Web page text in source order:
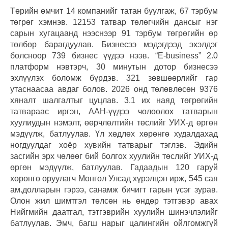
Төрийн өмчит 14 компанийг татан буулгаж, 67 тэрбум
төгрөг хэмнэв. 12153 татвар төлөгчийн дансыг нэг
сарын хугацаанд нээснээр 91 тэрбум төгрөгийн өр
төлбөр барагдуулав. Бизнесээ мэдэгдээд эхэлдэг
болсноор 739 бизнес үүдээ нээв. “E-business” 2.0
платформ нэвтэрч, 30 минутын дотор бизнесээ
эхлүүлэх боломж бүрдэв. 321 зөвшөөрлийг гар
утаснаасаа авдаг болов. 2026 онд төлөвлөсөн 9376
хяналт шалгалтыг цуцлав. 3.1 их наяд төгрөгийн
татвараас иргэн, ААН-үүдээ чөлөөлөх татварын
хуулиудын нэмэлт, өөрчлөлтийн төслийг УИХ-д өргөн
мэдүүлж, батлуулав. Үл хөдлөх хөрөнгө худалдахад
ногдуулдаг хоёр хувийн татварыг тэглэв. Эдийн
засгийн эрх чөлөөг бий болгох хуулийн төслийг УИХ-д
өргөн мэдүүлж, батлуулав. Гадаадын 120 гаруй
хөрөнгө оруулагч Монгол Улсад хүрэлцэн ирж, 545 сая
ам.долларын гэрээ, санамж бичигт гарын үсэг зурав.
Олон жил шимтгэл төлсөн нь өндөр тэтгэвэр авах
Нийгмийн даатгал, тэтгэврийн хуулийн шинэчлэлийг
батлуулав. Эмч, багш нарыг цалингийн ойлгомжгүй